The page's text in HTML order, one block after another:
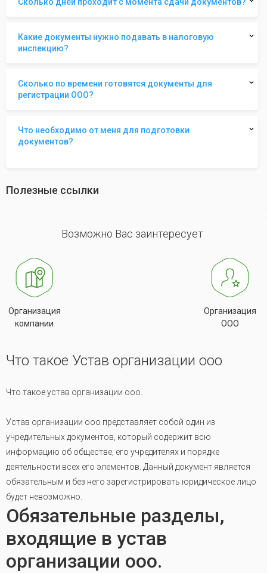
Какие документы нужно подавать в налоговую
инспекцию?
Сколько по времени готовятся документы для
регистрации ООО?
Что необходимо от меня для подготовки
документов?
Полезные ссылки
Возможно Вас заинтересует
Организация
компании
Организация
ООО
Что такое Устав организации ооо
Что такое устав организации ооо.
Устав организации ооо представляет собой один из
учредительных документов, который содержит всю
информацию об обществе, его учредителях и порядке
деятельности всех его элементов. Данный документ является
обязательным и без него зарегистрировать юридическое лицо
будет невозможно.
Обязательные разделы,
входящие в устав
организации ооо.